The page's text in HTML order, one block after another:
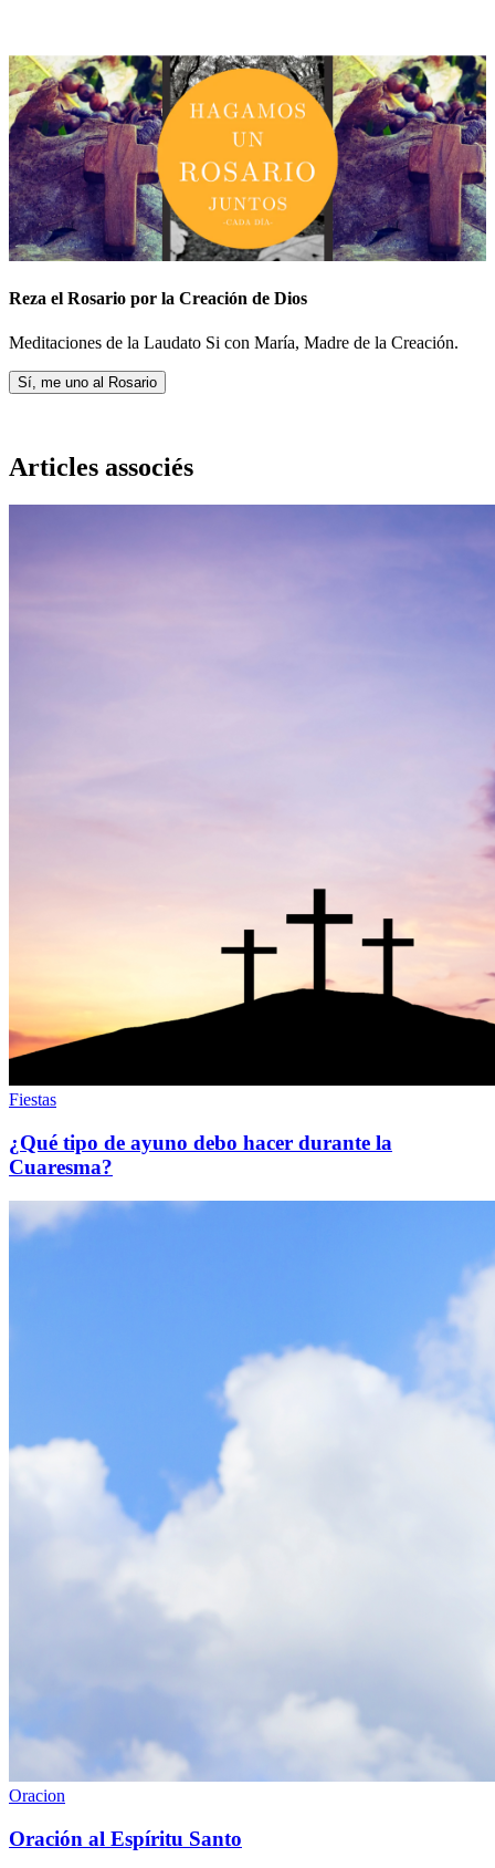
Reza el Rosario por la Creación de Dios
Meditaciones de la Laudato Si con María, Madre de la Creación.
Sí, me uno al Rosario
Articles associés
Fiestas
¿Qué tipo de ayuno debo hacer durante la
Cuaresma?
Oracion
Oración al Espíritu Santo